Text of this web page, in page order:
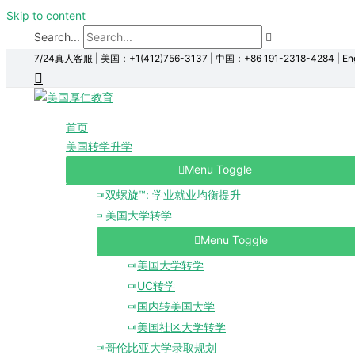
Skip to content
Search...
7/24真人客服 美国：+1(412)756-3137 中国：+86 191-2318-4284
首页
美国转学升学
Menu Toggle
双螺旋™: 学业就业均衡提升
美国大学转学
Menu Toggle
美国大学转学
UC转学
国内转美国大学
美国社区大学转学
哥伦比亚大学录取规划